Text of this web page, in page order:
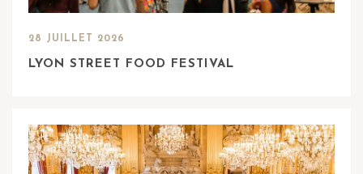
28 JUILLET 2026
LYON STREET FOOD FESTIVAL